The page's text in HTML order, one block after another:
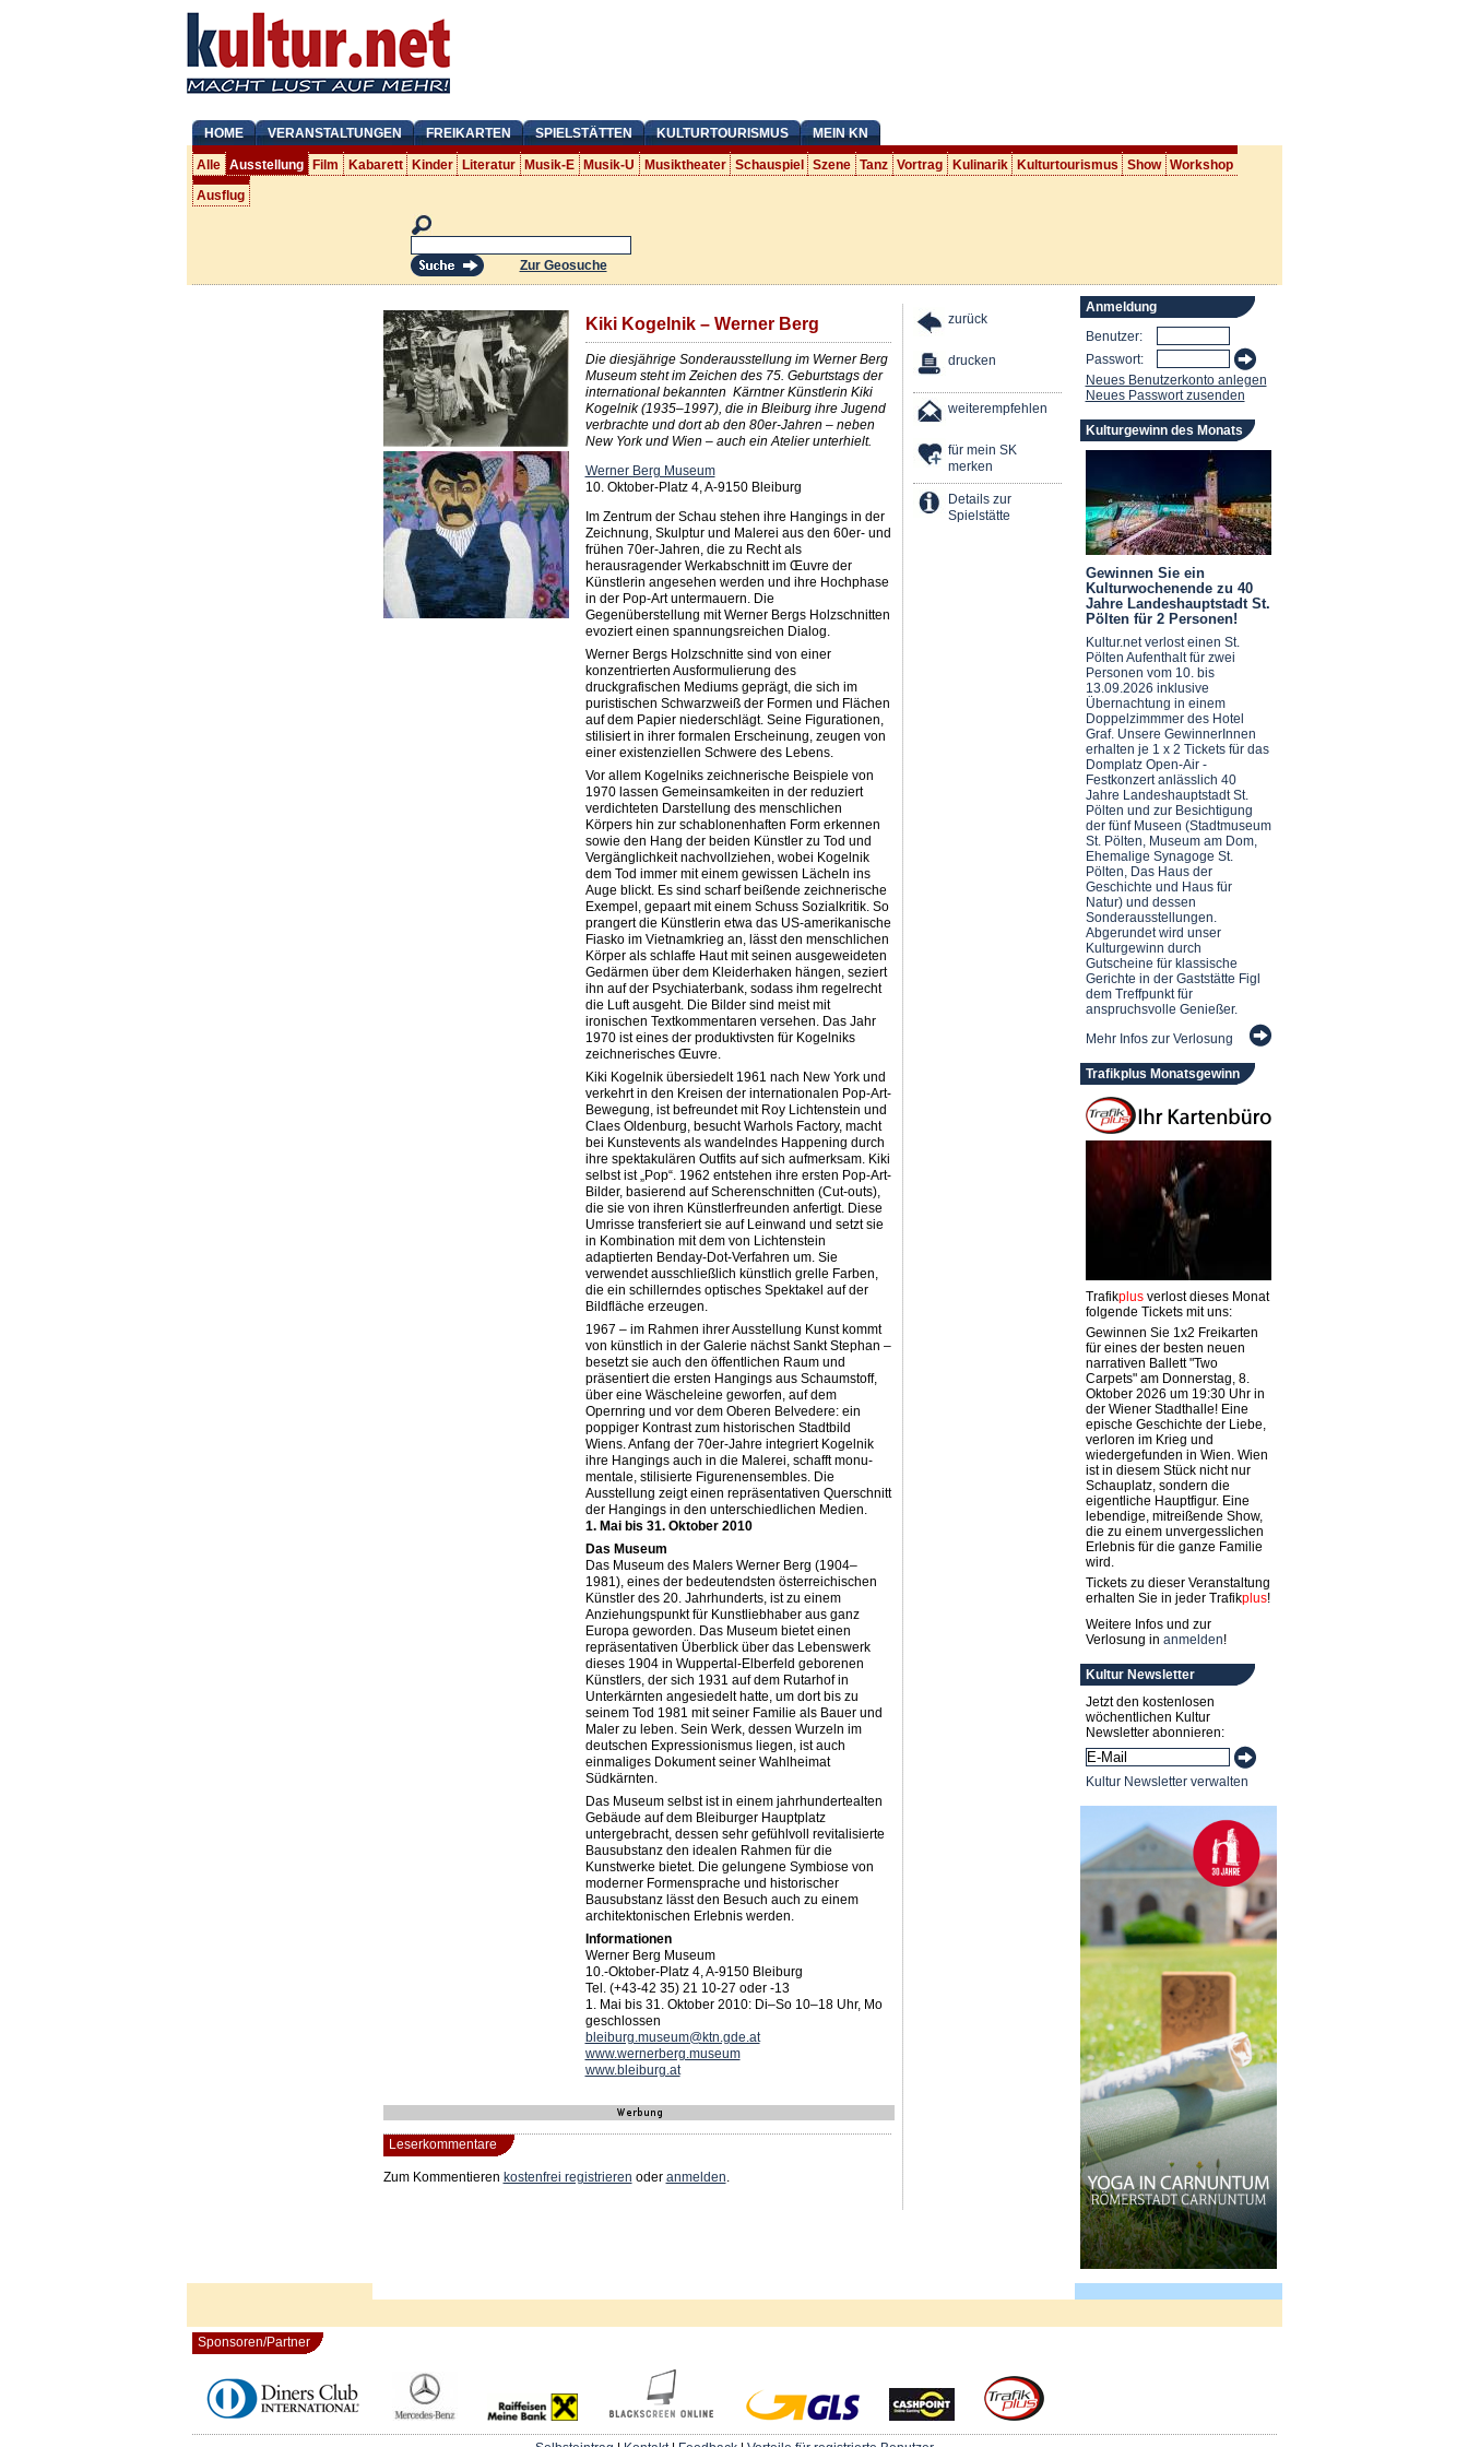
HOME VERANSTALTUNGEN FREIKARTEN SPIELSTÄTTEN KULTURTOURISMUS MEIN KN
Alle Ausstellung Film Kabarett Kinder Literatur Musik-E Musik-U Musiktheater Schauspiel Szene Tanz Vortrag Kulinarik Kulturtourismus Show Workshop
Ausflug
Zur Geosuche
Kiki Kogelnik – Werner Berg
Die diesjährige Sonderausstellung im Werner Berg
Museum steht im Zeichen des 75. Geburtstags der
international bekannten ­ Kärntner Künstlerin Kiki
Kogelnik (1935–1997), die in Bleiburg ihre Jugend
verbrachte und dort ab den 80er-­Jahren – neben
New York und Wien – auch ein Atelier unterhielt.
Werner Berg Museum
10. Oktober-Platz 4, A-9150 Bleiburg
Im Zentrum der Schau stehen ihre Hangings in der
Zeichnung, Skulptur und Malerei aus den 60er- und
frühen 70er-Jahren, die zu Recht als
herausragender Werkabschnitt im Œuvre der
Künstlerin angesehen werden und ihre Hochphase
in der Pop-Art untermauern. Die
Gegenüberstellung mit Werner Bergs Holzschnitten
evoziert einen spannungsreichen Dialog.
Werner Bergs Holzschnitte sind von einer
konzentrierten Ausformulierung des
druckgrafischen Mediums geprägt, die sich im
puristischen Schwarzweiß der Formen und Flächen
auf dem Papier niederschlägt. Seine Figurationen,
stilisiert in ihrer formalen Erscheinung, zeugen von
­einer existenziellen Schwere des Lebens.
Vor allem Kogelniks zeichnerische Beispiele von
1970 lassen Gemeinsamkeiten in der reduziert
verdichteten Darstellung des menschlichen
Körpers hin zur schablonenhaften Form erkennen
sowie den Hang der beiden Künstler zu Tod und
Vergänglichkeit nachvollziehen, wobei Kogelnik
dem Tod immer mit einem gewissen Lächeln ins
Auge blickt. Es sind scharf beißende zeichnerische
Exempel, gepaart mit einem Schuss Sozialkritik. So
prangert die Künstlerin etwa das US-amerikanische
Fiasko im Vietnamkrieg an, lässt den menschlichen
Körper als schlaffe Haut mit seinen ausgeweideten
Gedärmen über dem Kleider­haken hängen, seziert
ihn auf der Psychiaterbank, sodass ihm regelrecht
die Luft ausgeht. Die Bilder sind meist mit
ironischen Textkommentaren versehen. Das Jahr
1970 ist ­eines der produktivsten für Kogelniks
zeichnerisches Œuvre.
Kiki Kogelnik übersiedelt 1961 nach New York und
verkehrt in den Kreisen der internationalen Pop-Art-
Bewegung, ist befreundet mit Roy Lichtenstein und
Claes Oldenburg, besucht Warhols Factory, macht
bei Kunstevents als wandelndes Happening durch
ihre spektakulären Outfits auf sich aufmerksam. Kiki
selbst ist „Pop“. 1962 entstehen ihre ersten Pop-Art-
Bilder, basierend auf Scherenschnitten (Cut-outs),
die sie von ihren Künstlerfreunden anfertigt. Diese
Umrisse trans­feriert sie auf Leinwand und setzt sie
in Kombination mit dem von Lichtenstein
adaptierten Benday-Dot-Verfahren um. Sie
verwendet ausschließlich künstlich grelle Farben,
die ein schillerndes optisches Spektakel auf der
Bildfläche erzeugen.
1967 – im Rahmen ihrer Ausstellung Kunst kommt
von künstlich in der Galerie nächst Sankt Stephan –
besetzt sie auch den öffentlichen Raum und
präsentiert die ersten Hangings aus Schaumstoff,
über ­eine Wäscheleine geworfen, auf dem
Opernring und vor dem Oberen Belvedere: ein
poppiger Kontrast zum historischen Stadtbild
Wiens. Anfang der 70er-Jahre integriert Kogelnik
ihre Hangings auch in die Malerei, schafft monu­
mentale, stilisierte Figurenensembles. Die
Ausstellung zeigt einen repräsentativen Querschnitt
der Hangings in den unterschiedlichen Medien.
1. Mai bis 31. Oktober 2010
Das Museum
Das Museum des Malers Werner Berg (1904–
1981), eines der bedeutendsten österreichischen
Künstler des 20. Jahrhunderts, ist zu einem
Anziehungspunkt für Kunstliebhaber aus ganz
Europa geworden. Das Museum bietet einen
repräsentativen Überblick über das Lebenswerk
dieses 1904 in Wuppertal-Elberfeld geborenen
Künstlers, der sich 1931 auf dem Rutarhof in
Unterkärnten angesiedelt hatte, um dort bis zu
seinem Tod 1981 mit seiner Familie als Bauer und
Maler zu leben. Sein Werk, dessen Wurzeln im
deutschen Expressionismus liegen, ist auch
einmaliges Dokument seiner Wahlheimat
Südkärnten.
Das Museum selbst ist in einem jahrhundertealten
Gebäude auf dem Bleiburger Hauptplatz
untergebracht, dessen sehr gefühlvoll revitalisierte
Bausubstanz den idealen Rahmen für die
Kunstwerke bietet. Die gelungene Symbiose von
moderner Formensprache und historischer
Bausubstanz lässt den Besuch auch zu ­einem
architektonischen Erlebnis werden.
Informationen
Werner Berg Museum
10.-Oktober-Platz 4, A-9150 Bleiburg
Tel. (+43-42 35) 21 10-27 oder -13
1. Mai bis 31. Oktober 2010: Di–So 10–18 Uhr, Mo
geschlossen
bleiburg.museum@ktn.gde.at
www.wernerberg.museum
www.bleiburg.at
Leserkommentare
Zum Kommentieren kostenfrei registrieren oder anmelden.
zurück
drucken
weiterempfehlen
für mein SK
merken
Details zur
Spielstätte
Anmeldung
Benutzer:
Passwort:
Neues Benutzerkonto anlegen
Neues Passwort zusenden
Kulturgewinn des Monats
Gewinnen Sie ein
Kulturwochenende zu 40
Jahre Landeshauptstadt St.
Pölten für 2 Personen!
Kultur.net verlost einen St.
Pölten Aufenthalt für zwei
Personen vom 10. bis
13.09.2026 inklusive
Übernachtung in einem
Doppelzimmmer des Hotel
Graf. Unsere GewinnerInnen
erhalten je 1 x 2 Tickets für das
Domplatz Open-Air -
Festkonzert anlässlich 40
Jahre Landeshauptstadt St.
Pölten und zur Besichtigung
der fünf Museen (Stadtmuseum
St. Pölten, Museum am Dom,
Ehemalige Synagoge St.
Pölten, Das Haus der
Geschichte und Haus für
Natur) und dessen
Sonderausstellungen.
Abgerundet wird unser
Kulturgewinn durch
Gutscheine für klassische
Gerichte in der Gaststätte Figl
dem Treffpunkt für
anspruchsvolle Genießer.
Mehr Infos zur Verlosung
Trafikplus Monatsgewinn
Trafikplusverlost dieses Monat
folgende Tickets mit uns:
Gewinnen Sie 1x2 Freikarten
für eines der besten neuen
narrativen Ballett "Two
Carpets" am Donnerstag, 8.
Oktober 2026 um 19:30 Uhr in
der Wiener Stadthalle! Eine
epische Geschichte der Liebe,
verloren im Krieg und
wiedergefunden in Wien. Wien
ist in diesem Stück nicht nur
Schauplatz, sondern die
eigentliche Hauptfigur. Eine
lebendige, mitreißende Show,
die zu einem unvergesslichen
Erlebnis für die ganze Familie
wird.
Tickets zu dieser Veranstaltung
erhalten Sie in jeder Trafikplus!
Weitere Infos und zur
Verlosung in anmelden!
Kultur Newsletter
Jetzt den kostenlosen
wöchentlichen Kultur
Newsletter abonnieren:
Kultur Newsletter verwalten
Sponsoren/Partner